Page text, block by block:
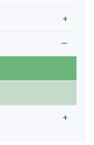
+
—
+